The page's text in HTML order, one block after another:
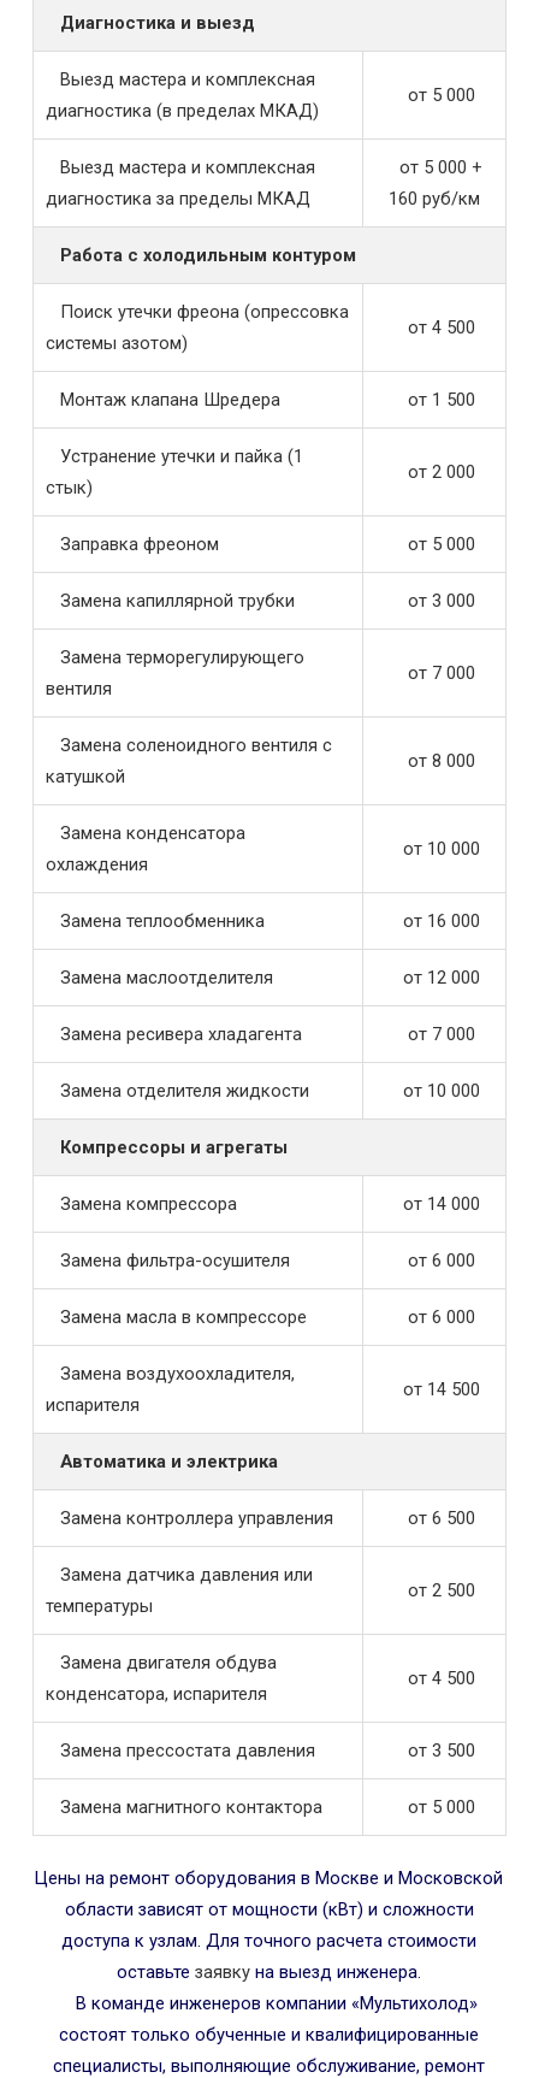
Диагностика и выезд
Выезд мастера и комплексная
диагностика (в пределах МКАД)
от 5 000
Выезд мастера и комплексная
диагностика за пределы МКАД
от 5 000 +
160 руб/км
Работа с холодильным контуром
Поиск утечки фреона (опрессовка
системы азотом)
от 4 500
Монтаж клапана Шредера от 1 500
Устранение утечки и пайка (1
стык)
от 2 000
Заправка фреоном от 5 000
Замена капиллярной трубки от 3 000
Замена терморегулирующего
вентиля
от 7 000
Замена соленоидного вентиля с
катушкой
от 8 000
Замена конденсатора
охлаждения
от 10 000
Замена теплообменника от 16 000
Замена маслоотделителя от 12 000
Замена ресивера хладагента от 7 000
Замена отделителя жидкости от 10 000
Компрессоры и агрегаты
Замена компрессора от 14 000
Замена фильтра-осушителя от 6 000
Замена масла в компрессоре от 6 000
Замена воздухоохладителя,
испарителя
от 14 500
Автоматика и электрика
Замена контроллера управления от 6 500
Замена датчика давления или
температуры
от 2 500
Замена двигателя обдува
конденсатора, испарителя
от 4 500
Замена прессостата давления от 3 500
Замена магнитного контактора от 5 000
Цены на ремонт оборудования в Москве и Московской
области зависят от мощности (кВт) и сложности
доступа к узлам. Для точного расчета стоимости
оставьтезаявку на выезд инженера.
В команде инженеров компании «Мультихолод»
состоят только обученные и квалифицированные
специалисты, выполняющие обслуживание, ремонт